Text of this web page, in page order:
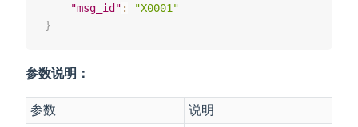
"msg_id" :
"X0001"
}
参数说明：
参数 说明